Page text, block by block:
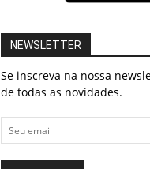
NEWSLETTER
Se inscreva na nossa
de todas as novidades.